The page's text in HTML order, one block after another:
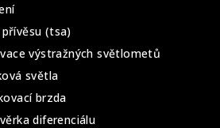
(tsa)
výstražných světlometů
světla
brzda
diferenciálu